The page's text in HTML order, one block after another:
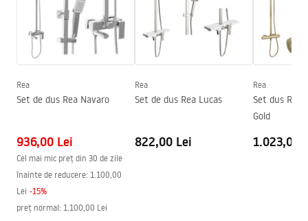
Culoare sticla
Transparent 8mm
Seria
Aero
Inaltime (mm)
1950mm
Directie cabina
Rea
Set de dus Rea Navaro
936,00 Lei
Cel mai mic preț din 30 de zile
înainte de reducere: 1.100,00
Lei -15%
preț normal: 1.100,00 Lei
Rea
Set de dus Rea Lucas
822,00 Lei
Rea
Set dus Rea
Gold
1.023,00